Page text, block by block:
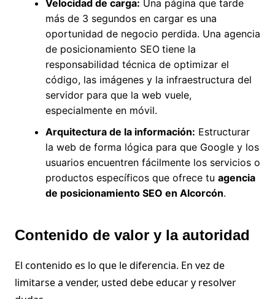
Velocidad de carga: Una página que tarde
más de 3 segundos en cargar es una
oportunidad de negocio perdida. Una agencia
de posicionamiento SEO tiene la
responsabilidad técnica de optimizar el
código, las imágenes y la infraestructura del
servidor para que la web vuele,
especialmente en móvil.
Arquitectura de la información: Estructurar
la web de forma lógica para que Google y los
usuarios encuentren fácilmente los servicios o
productos específicos que ofrece tu agencia
de posicionamiento SEO en Alcorcón.
Contenido de valor y la autoridad
El contenido es lo que le diferencia. En vez de
limitarse a vender, usted debe educar y resolver